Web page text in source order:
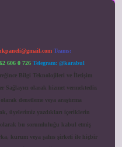
Teams:
606 0 726 Telegram: @karabul
Bilgi Teknolojileri ve İletişim
olarak hizmet vermektedir.
denetleme veya araştırma
üyelerimiz yazdıkları içeriklerin
bu sorumluluğu kabul etmiş
kurum veya şahıs şirketi ile hiçbir